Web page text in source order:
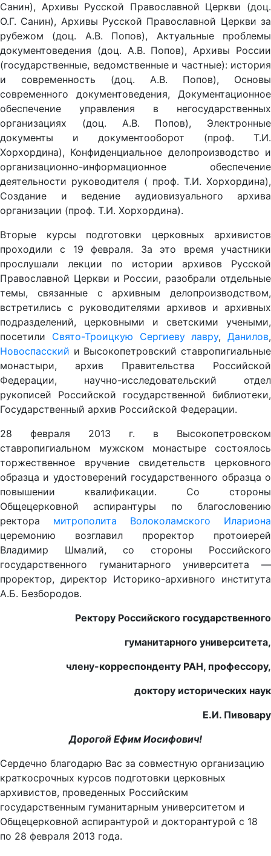
Санин), Архивы Русской Православной Церкви (доц.
О.Г. Санин), Архивы Русской Православной Церкви за
рубежом (доц. А.В. Попов), Актуальные проблемы
документоведения (доц. А.В. Попов), Архивы России
(государственные, ведомственные и частные): история
и современность (доц. А.В. Попов), Основы
современного документоведения, Документационное
обеспечение управления в негосударственных
организациях (доц. А.В. Попов), Электронные
документы и документооборот (проф. Т.И.
Хорхордина), Конфиденциальное делопроизводство и
организационно-информационное обеспечение
деятельности руководителя ( проф. Т.И. Хорхордина),
Создание и ведение аудиовизуального архива
организации (проф. Т.И. Хорхордина).
Вторые курсы подготовки церковных архивистов
проходили с 19 февраля. За это время участники
прослушали лекции по истории архивов Русской
Православной Церкви и России, разобрали отдельные
темы, связанные с архивным делопроизводством,
встретились с руководителями архивов и архивных
подразделений, церковными и светскими учеными,
посетили Свято-Троицкую Сергиеву лавру, Данилов,
Новоспасский и Высокопетровский ставропигиальные
монастыри, архив Правительства Российской
Федерации, научно-исследовательский отдел
рукописей Российской государственной библиотеки,
Государственный архив Российской Федерации.
28 февраля 2013 г. в Высокопетровском
ставропигиальном мужском монастыре состоялось
торжественное вручение свидетельств церковного
образца и удостоверений государственного образца о
повышении квалификации. Со стороны
Общецерковной аспирантуры по благословению
ректора митрополита Волоколамского Илариона
церемонию возглавил проректор протоиерей
Владимир Шмалий, со стороны Российского
государственного гуманитарного университета —
проректор, директор Историко-архивного института
А.Б. Безбородов.
Ректору Российского государственного
гуманитарного университета,
члену-корреспонденту РАН, профессору,
доктору исторических наук
Е.И. Пивовару
Дорогой Ефим Иосифович!
Сердечно благодарю Вас за совместную организацию
краткосрочных курсов подготовки церковных
архивистов, проведенных Российским
государственным гуманитарным университетом и
Общецерковной аспирантурой и докторантурой с 18
по 28 февраля 2013 года.